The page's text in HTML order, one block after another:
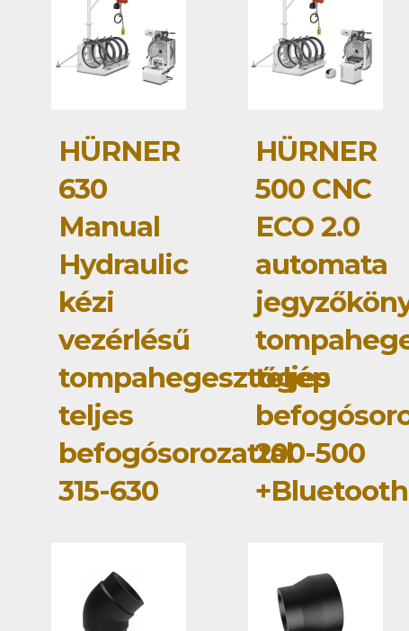
HÜRNER
630
Manual
Hydraulic
kézi
vezérlésű
tompahegesztőgép
teljes
befogósorozattal
315-630
HÜRNER
500 CNC
ECO 2.0
automata
teljes
200-500
+Bluetooth